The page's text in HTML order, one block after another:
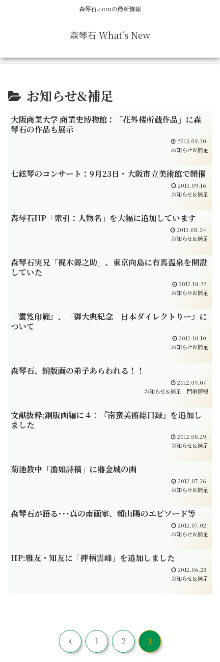
森琴石.comの最新情報
森琴石 What's New
お知らせ&補足
大阪商業大学 商業史博物館：「花外楼所蔵作品」に森
琴石の作品も展示
2013.09.30
お知らせ&補足
七絃琴のコンサート：9月23日・大阪市立美術館で開催
2013.09.16
お知らせ&補足
森琴石HP「索引：人物名」を大幅に追加しています
2013.08.04
お知らせ&補足
森琴石実兄「梶木源之助」、東京向島に有馬温泉を開設
していた
2012.10.22
お知らせ&補足
『雲笈印範』、『御大典紀念 日本ダイレクトりー』に
ついて
2012.10.10
お知らせ&補足
森琴石、銅版画の弟子あらわれる！！
2012.09.07
お知らせ&補足
門弟情報
文献抜粋;銅版画編に４：『南蛮美術総目録』を追加し
ました
2012.08.29
お知らせ&補足
菊池教中「澹如詩稿」に鼎金城の画
2012.07.26
お知らせ&補足
森琴石が語る･･･真の南画家、頼山陽のエピソード等
2012.07.02
お知らせ&補足
HP:雅友・知友に「押柄雲峰」を追加しました
2012.06.23
お知らせ&補足
前
1 2 3